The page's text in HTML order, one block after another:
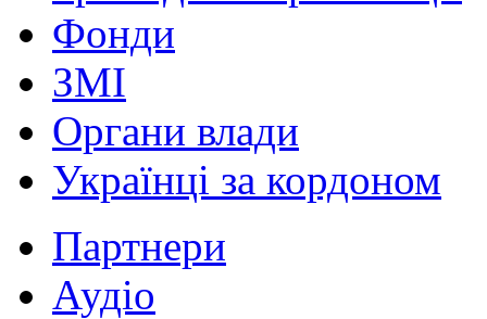
Фонди
ЗМІ
Органи влади
Українці за кордоном
Партнери
Аудіо